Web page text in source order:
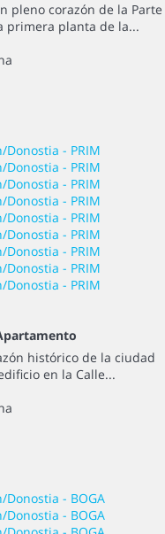
pleno corazón de la Parte
primera planta de la...
histórico de la ciudad
en la Calle...